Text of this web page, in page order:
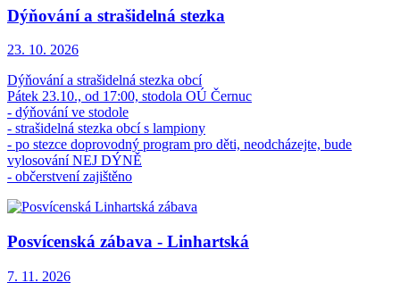
Dýňování a strašidelná stezka
23. 10. 2026
Dýňování a strašidelná stezka obcí
Pátek 23.10., od 17:00, stodola OÚ Černuc
- dýňování ve stodole
- strašidelná stezka obcí s lampiony
- po stezce doprovodný program pro děti, neodcházejte, bude
vylosování NEJ DÝNĚ
- občerstvení zajištěno
Posvícenská zábava - Linhartská
7. 11. 2026